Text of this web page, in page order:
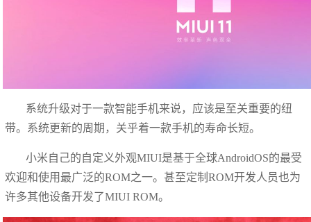
系统升级对于一款智能手机来说，应该是至关重要的纽
带。系统更新的周期，关乎着一款手机的寿命长短。
小米自己的自定义外观MIUI是基于全球AndroidOS的最受
欢迎和使用最广泛的ROM之一。甚至定制ROM开发人员也为
许多其他设备开发了MIUI ROM。